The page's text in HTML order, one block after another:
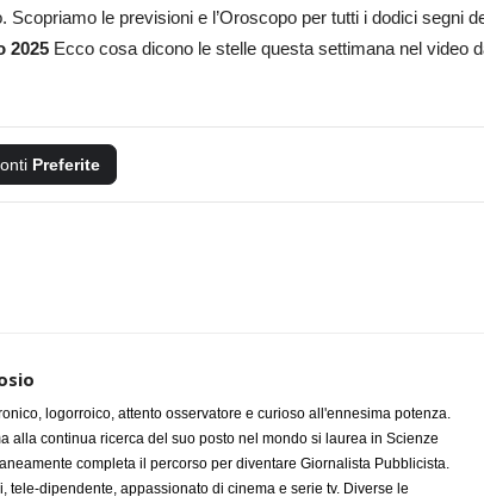
le previsioni e l’Oroscopo per tutti i dodici segni
2025 Ecco cosa dicono le stelle questa settimana nel video
Preferite
logorroico, attento osservatore e curioso all'ennesima potenza.
alla continua ricerca del suo posto nel mondo si laurea in Scienze
completa il percorso per diventare Giornalista Pubblicista.
tele-dipendente, appassionato di cinema e serie tv. Diverse le